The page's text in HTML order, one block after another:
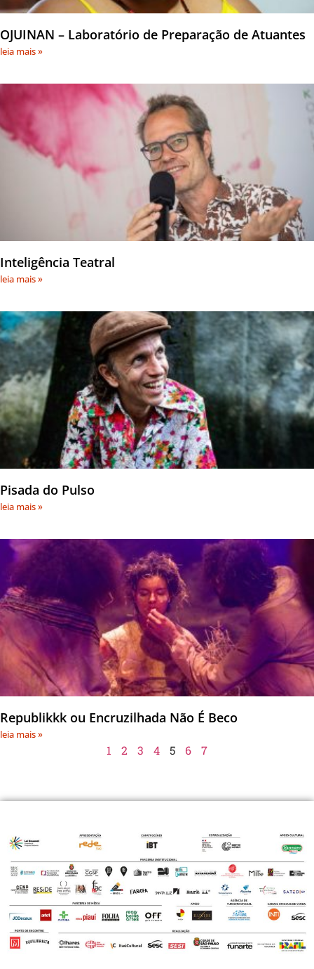
OJUINAN – Laboratório de Preparação de Atuantes
leia mais »
Inteligência Teatral
leia mais »
Pisada do Pulso
leia mais »
Republikkk ou Encruzilhada Não É Beco
leia mais »
1 2 3 4 5 6 7